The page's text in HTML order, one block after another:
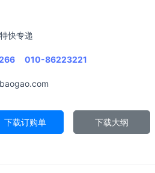
快专递
010-86223221
下载订购单 下载大纲